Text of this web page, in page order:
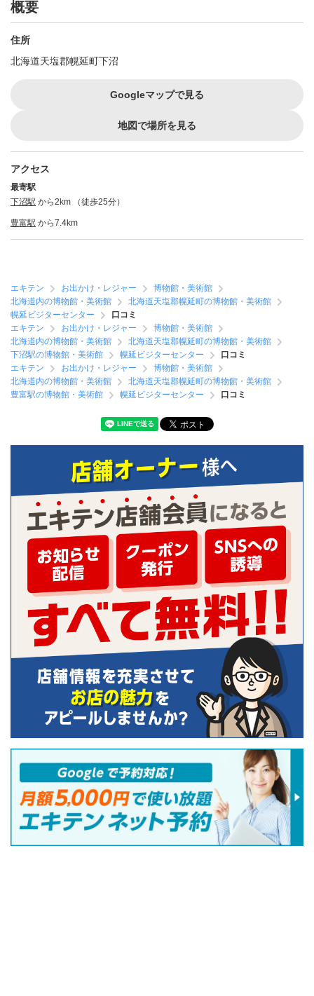
概要
住所
北海道天塩郡幌延町下沼
Googleマップで見る
地図で場所を見る
アクセス
最寄駅
下沼駅 から2km （徒歩25分）
豊富駅 から7.4km
エキテン お出かけ・レジャー
博物館・美術館
北海道内の博物館・美術館
北海道天塩郡幌延町の博物館・美術館
幌延ビジターセンター
口コミ
エキテン
お出かけ・レジャー
博物館・美術館
北海道内の博物館・美術館
北海道天塩郡幌延町の博物館・美術館
下沼駅の博物館・美術館
幌延ビジターセンター
口コミ
エキテン
お出かけ・レジャー
博物館・美術館
北海道内の博物館・美術館
北海道天塩郡幌延町の博物館・美術館
豊富駅の博物館・美術館
幌延ビジターセンター 口コミ